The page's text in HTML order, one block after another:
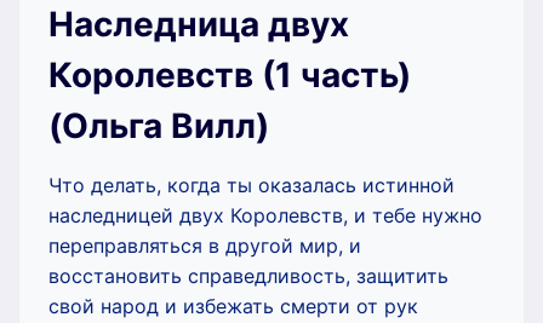
Наследница двух
Королевств (1 часть)
(Ольга Вилл)
Что делать, когда ты оказалась истинной
наследницей двух Королевств, и тебе нужно
переправляться в другой мир, и
восстановить справедливость, защитить
свой народ и избежать смерти от рук